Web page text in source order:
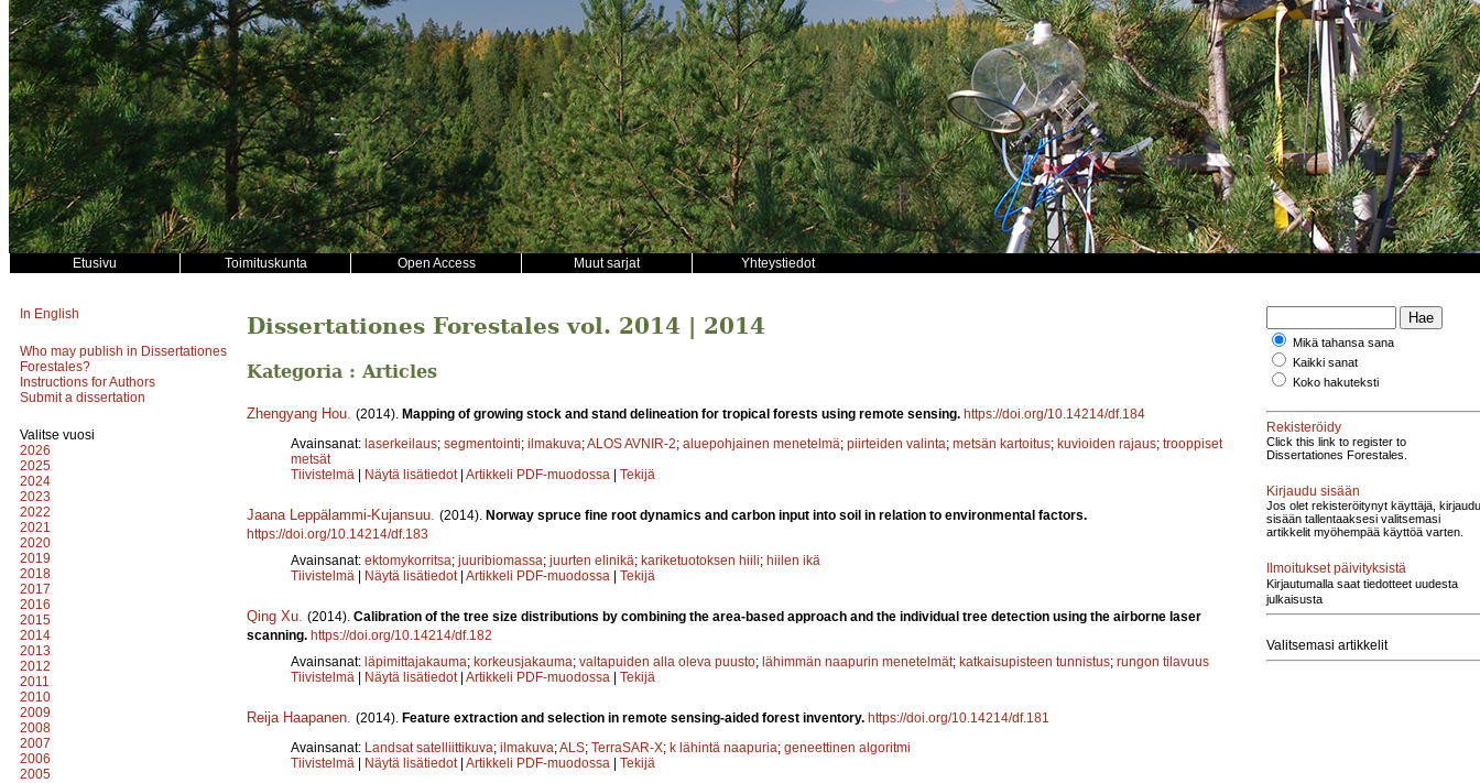
Etusivu Toimituskunta Open Access Muut sarjat Yhteystiedot
In English
Who may publish in Dissertationes
Forestales?
Instructions for Authors
Submit a dissertation
Valitse vuosi
2026
2025
2024
2023
2022
2021
2020
2019
2018
2017
2016
2015
2014
2013
2012
2011
2010
2009
2008
2007
2006
2005
Dissertationes Forestales vol. 2014 | 2014
Kategoria : Articles
Zhengyang Hou (2014). Mapping of growing stock and stand delineation for tropical forests using remote sensing. https://doi.org/10.14214/df.184
Avainsanat: laserkeilaus; segmentointi; ilmakuva;ALOS AVNIR-2; aluepohjainen menetelmä; piirteiden valinta; metsän kartoitus; kuvioiden rajaus; trooppiset
metsät
Tiivistelmä | Näytä lisätiedot | Artikkeli PDF-muodossa | Tekijä
Jaana Leppälammi-Kujansuu (2014). Norway spruce fine root dynamics and carbon input into soil in relation to environmental factors.
https://doi.org/10.14214/df.183
Avainsanat: ektomykorritsa; juuribiomassa; juurten elinikä; kariketuotoksen hiili; hiilen ikä
Tiivistelmä | Näytä lisätiedot | Artikkeli PDF-muodossa | Tekijä
Qing Xu (2014). Calibration of the tree size distributions by combining the area-based approach and the individual tree detection using the airborne laser
scanning. https://doi.org/10.14214/df.182
Avainsanat: läpimittajakauma; korkeusjakauma; valtapuiden alla oleva puusto; lähimmän naapurin menetelmät; katkaisupisteen tunnistus; rungon tilavuus
Tiivistelmä | Näytä lisätiedot | Artikkeli PDF-muodossa | Tekijä
Reija Haapanen (2014). Feature extraction and selection in remote sensing-aided forest inventory. https://doi.org/10.14214/df.181
Avainsanat: Landsat satelliittikuva; ilmakuva;ALS; TerraSAR-X; k lähintä naapuria; geneettinen algoritmi
Tiivistelmä | Näytä lisätiedot | Artikkeli PDF-muodossa | Tekijä
Mikä tahansa sana
Kaikki sanat
Koko hakuteksti
Rekisteröidy
Click this link to register to
Dissertationes Forestales.
Kirjaudu sisään
Jos olet rekisteröitynyt käyttäjä, kirjaudu
sisään tallentaaksesi valitsemasi
artikkelit myöhempää käyttöä varten.
Ilmoitukset päivityksistä
Kirjautumalla saat tiedotteet uudesta
julkaisusta
Valitsemasi artikkelit